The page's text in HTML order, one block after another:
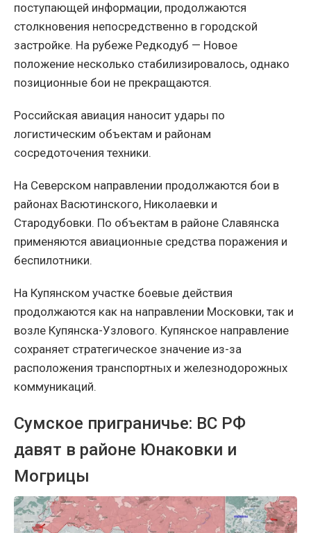
поступающей информации, продолжаются
столкновения непосредственно в городской
застройке. На рубеже Редкодуб — Новое
положение несколько стабилизировалось, однако
позиционные бои не прекращаются.
Российская авиация наносит удары по
логистическим объектам и районам
сосредоточения техники.
На Северском направлении продолжаются бои в
районах Васютинского, Николаевки и
Стародубовки. По объектам в районе Славянска
применяются авиационные средства поражения и
беспилотники.
На Купянском участке боевые действия
продолжаются как на направлении Московки, так и
возле Купянска-Узлового. Купянское направление
сохраняет стратегическое значение из-за
расположения транспортных и железнодорожных
коммуникаций.
Сумское приграничье: ВС РФ
давят в районе Юнаковки и
Могрицы